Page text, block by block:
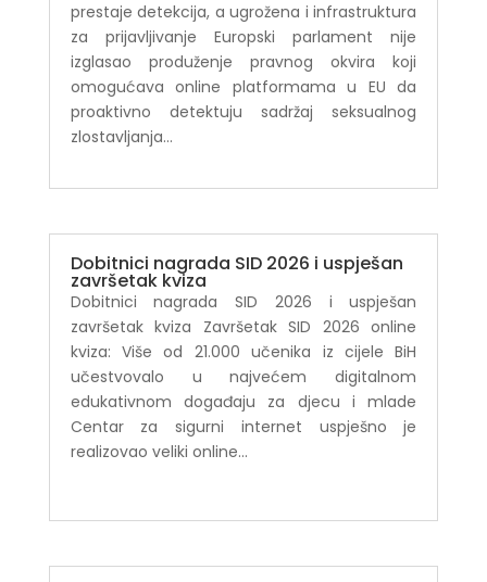
prestaje detekcija, a ugrožena i infrastruktura
za prijavljivanje Europski parlament nije
izglasao produženje pravnog okvira koji
omogućava online platformama u EU da
proaktivno detektuju sadržaj seksualnog
zlostavljanja...
Dobitnici nagrada SID 2026 i uspješan
završetak kviza
Dobitnici nagrada SID 2026 i uspješan
završetak kviza Završetak SID 2026 online
kviza: Više od 21.000 učenika iz cijele BiH
učestvovalo u najvećem digitalnom
edukativnom događaju za djecu i mlade
Centar za sigurni internet uspješno je
realizovao veliki online...